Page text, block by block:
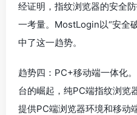
经证明，指纹浏览器的安全
一考量。MostLogin以“安全
中了这一趋势。
趋势四：PC+移动端一体化
台的崛起，纯PC端指纹浏览
提供PC端浏览器环境和移动